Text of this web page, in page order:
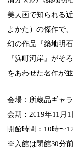
美人画で知られる
よかた）の傑作で
幻の作品『築地明
『浜町河岸』がそ
をあわせた名作が並
会場：所蔵品ギャ
会期：2019年11月1
開館時間：10時〜
※入館は閉館30分